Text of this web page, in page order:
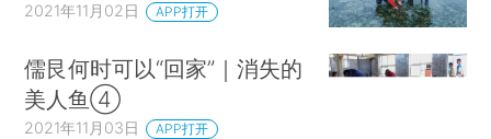
2021年11月02日 APP打开
儒艮何时可以“回家”｜消失的
美人鱼④
2021年11月03日 APP打开